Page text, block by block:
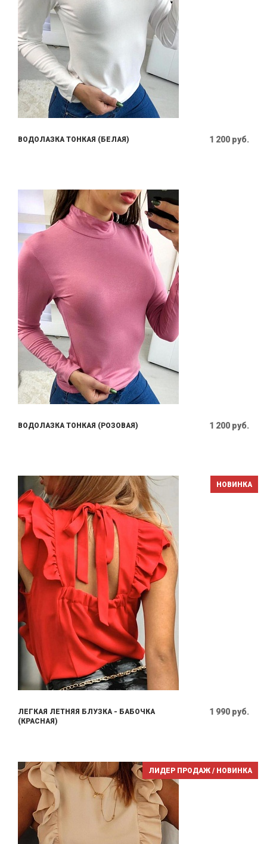
ВОДОЛАЗКА ТОНКАЯ (БЕЛАЯ) 1 200 руб.
ВОДОЛАЗКА ТОНКАЯ (РОЗОВАЯ) 1 200 руб.
НОВИНКА
ЛЕГКАЯ ЛЕТНЯЯ БЛУЗКА - БАБОЧКА
(КРАСНАЯ)
1 990 руб.
ЛИДЕР ПРОДАЖ / НОВИНКА